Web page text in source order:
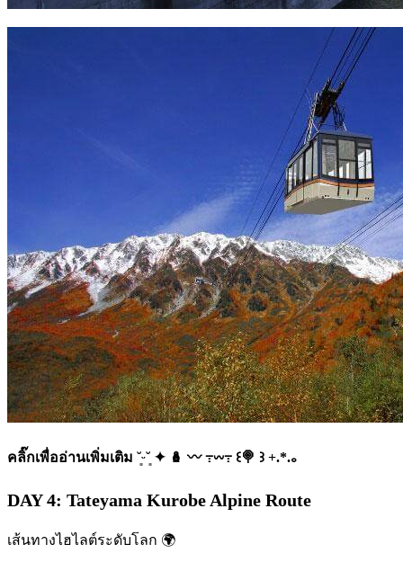
คลิ๊กเพื่ออ่านเพิ่มเติม ˘͈ᵕ˘͈ ✦ 🪆 〰️ ߹𖥦߹ ꒰🍭 ꒱ +.*.｡
DAY 4: Tateyama Kurobe Alpine Route
เส้นทางไฮไลต์ระดับโลก 🌍